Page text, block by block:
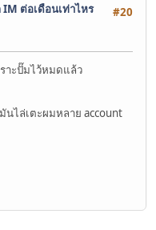
#20
ต่อเดือนเท่าไหร
าะปั๊มไว้หมดแล้ว
นไล่เตะผมหลาย account